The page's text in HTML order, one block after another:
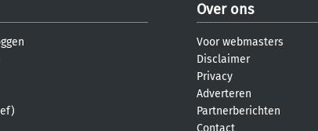
Over ons
Voor webmasters
Disclaimer
Privacy
Adverteren
Partnerberichten
Contact